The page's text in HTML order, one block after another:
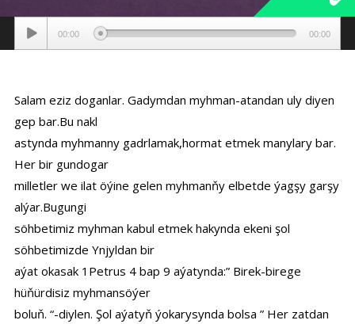
Аудиоплеер
00:00 00:00
Salam eziz doganlar. Gadymdan myhman-atandan uly diyen
gep bar.Bu nakl
astynda myhmanny gadrlamak,hormat etmek manylary bar.
Her bir gundogar
milletler we ilat öýine gelen myhmanňy elbetde ýagşy garşy
alýar.Bugungi
söhbetimiz myhman kabul etmek hakynda ekeni şol
söhbetimizde Ynjyldan bir
aýat okasak 1Petrus 4 bap 9 aýatynda:” Birek-birege
hüňürdisiz myhmansöýer
boluň. “-diylen. Şol aýatyň ýokarysynda bolsa ” Her zatdan